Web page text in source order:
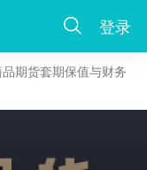
登录
期货套期保值与财务